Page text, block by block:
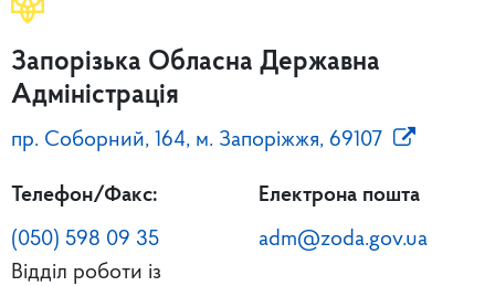
Запорізька Обласна Державна
Адміністрація
пр. Соборний, 164, м. Запоріжжя, 69107
Телефон/Факс:
(050) 598 09 35
Відділ роботи із
Електрона пошта
adm@zoda.gov.ua